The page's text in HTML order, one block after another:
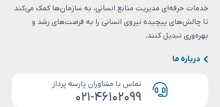
خدمات حرفه‌ای مدیریت منابع انسانی، به سازمان‌ها کمک می‌کند
تا چالش‌های پیچیده نیروی انسانی را به فرصت‌های رشد و
بهره‌وری تبدیل کنند.
درباره ما
تماس با مشاوران پارسه پرداز
۰۲۱-۴۶۱۰۲۰۹۹